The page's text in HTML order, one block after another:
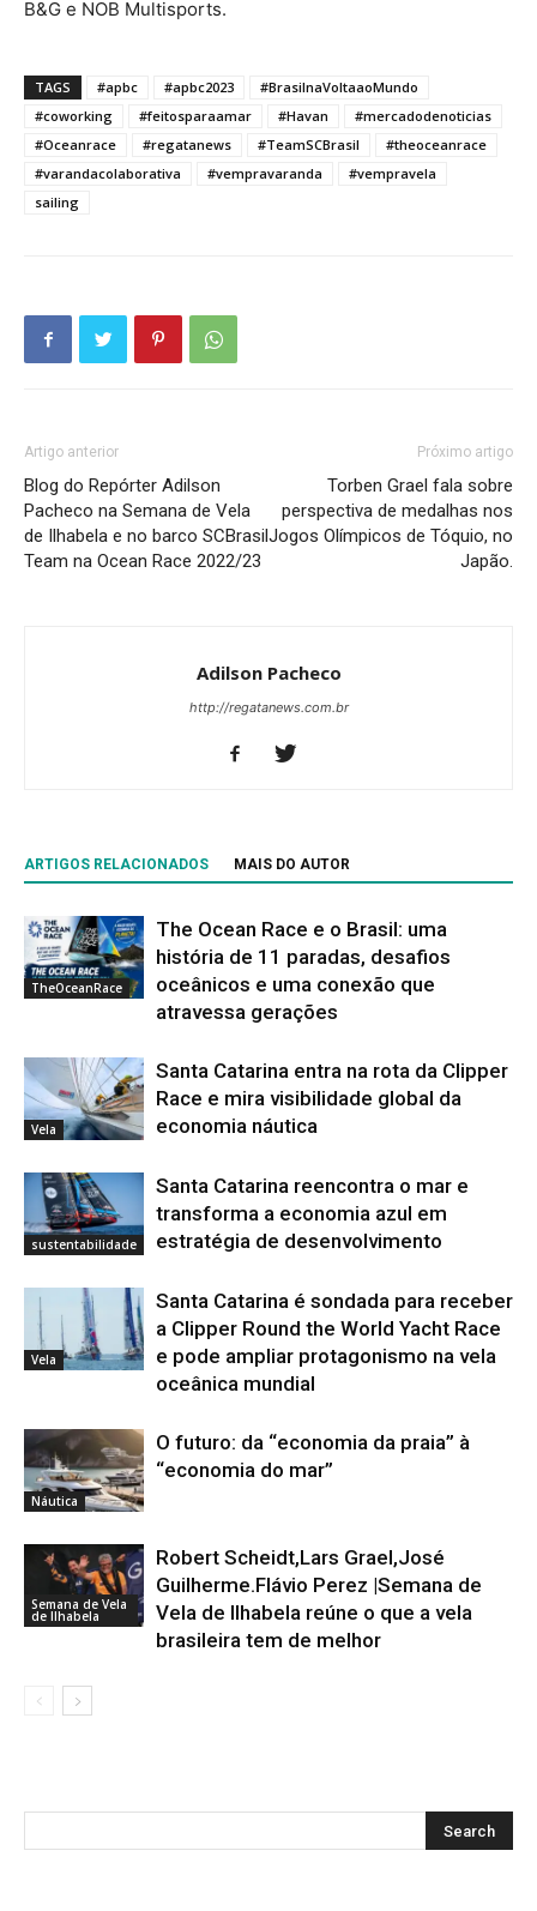
B&G e NOB Multisports.
TAGS #apbc #apbc2023
#BrasilnaVoltaaoMundo
#coworking
#feitosparaamar #Havan
#mercadodenoticias
#Oceanrace
#regatanews #TeamSCBrasil
#theoceanrace
#varandacolaborativa
#vempravaranda
#vempravela
sailing
Artigo anterior
Blog do Repórter Adilson
Pacheco na Semana de Vela
de Ilhabela e no barco SCBrasil
Team na Ocean Race 2022/23
Próximo artigo
Torben Grael fala sobre
perspectiva de medalhas nos
Jogos Olímpicos de Tóquio, no
Japão.
Adilson Pacheco
http://regatanews.com.br
ARTIGOS RELACIONADOS MAIS DO AUTOR
TheOceanRace
The Ocean Race e o Brasil: uma
história de 11 paradas, desafios
oceânicos e uma conexão que
atravessa gerações
Vela
Santa Catarina entra na rota da Clipper
Race e mira visibilidade global da
economia náutica
sustentabilidade
Santa Catarina reencontra o mar e
transforma a economia azul em
estratégia de desenvolvimento
Vela
Santa Catarina é sondada para receber
a Clipper Round the World Yacht Race
e pode ampliar protagonismo na vela
oceânica mundial
Náutica
O futuro: da “economia da praia” à
“economia do mar”
Semana de Vela
de Ilhabela
Robert Scheidt,Lars Grael,José
Guilherme.Flávio Perez |Semana de
Vela de Ilhabela reúne o que a vela
brasileira tem de melhor